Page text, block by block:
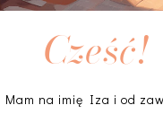
Cześć!
Mam na imię Iza i od